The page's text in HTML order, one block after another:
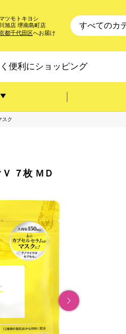
ツモトキヨシ
旭店 堺南島町店
都千代田区へお届け
便利にショッピング
スク
７枚 ＭＤ